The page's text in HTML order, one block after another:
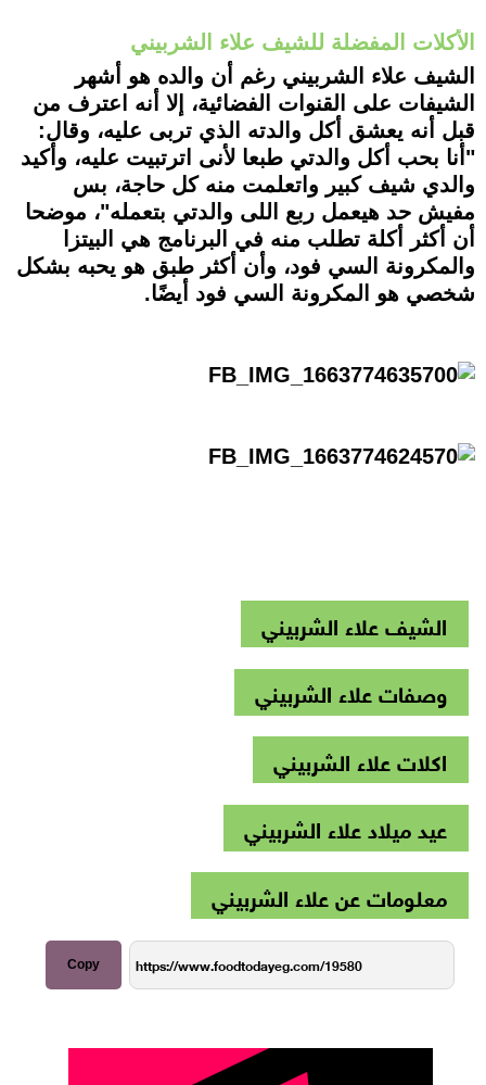
الأكلات المفضلة للشيف علاء الشربيني
الشيف علاء الشربيني رغم أن والده هو أشهر
الشيفات على القنوات الفضائية، إلا أنه اعترف من
قبل أنه يعشق أكل والدته الذي تربى عليه، وقال:
"أنا بحب أكل والدتي طبعا لأنى اترتبيت عليه، وأكيد
والدي شيف كبير واتعلمت منه كل حاجة، بس
مفيش حد هيعمل ربع اللى والدتي بتعمله"، موضحا
أن أكثر أكلة تطلب منه في البرنامج هي البيتزا
والمكرونة السي فود، وأن أكثر طبق هو يحبه بشكل
شخصي هو المكرونة السي فود أيضًا.
الشيف علاء الشربيني
وصفات علاء الشربيني
اكلات علاء الشربيني
عيد ميلاد علاء الشربيني
معلومات عن علاء الشربيني
Copy